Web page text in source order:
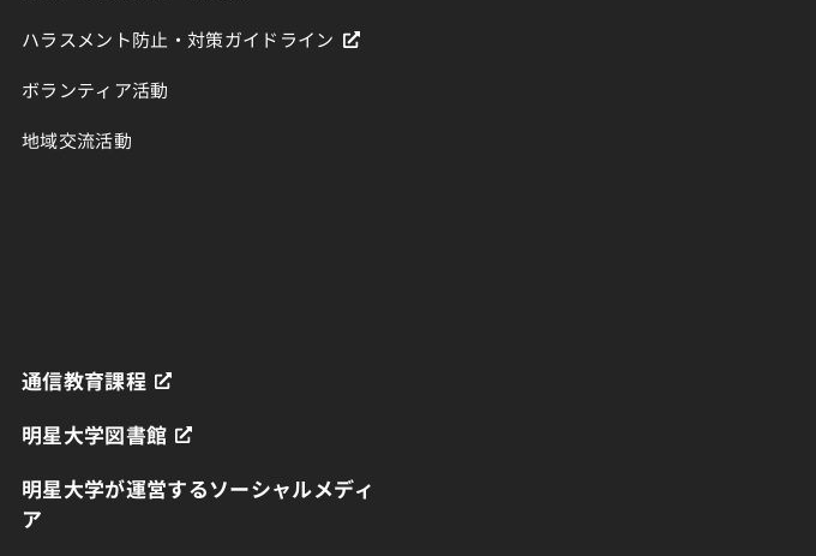
ハラスメント防止・対策ガイドライン
ボランティア活動
地域交流活動
通信教育課程
明星大学図書館
明星大学が運営するソーシャルメディ
ア